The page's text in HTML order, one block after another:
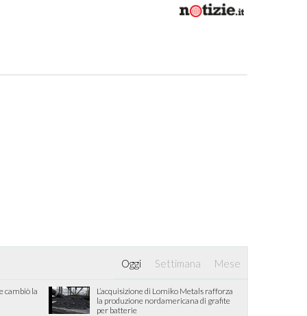
Oggi Settimana Mese
cambiò la
L’acquisizione di Lomiko Metals rafforza
la produzione nordamericana di grafite
per batterie